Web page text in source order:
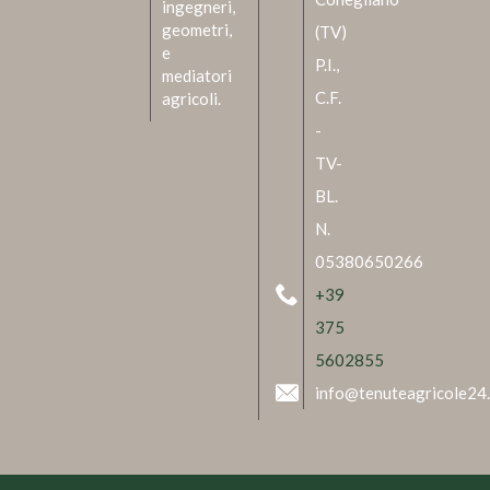
ingegneri,
geometri,
e
mediatori
agricoli.
(TV)
P.I.,
C.F.
-
TV-
BL.
N.
05380650266
+39
375
5602855